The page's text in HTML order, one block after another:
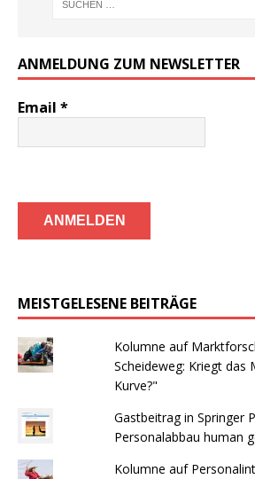
ANMELDUNG ZUM NEWSLETTER
Email *
MEISTGELESENE BEITRÄGE
Kolumne auf
Scheideweg: Kriegt das
Kurve?"
Gastbeitrag in Springer
Personalabbau human
Kolumne auf